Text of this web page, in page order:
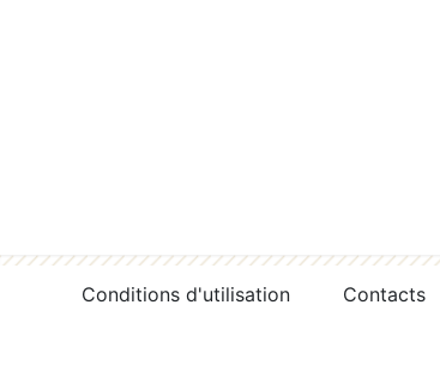
Conditions d'utilisation Contacts